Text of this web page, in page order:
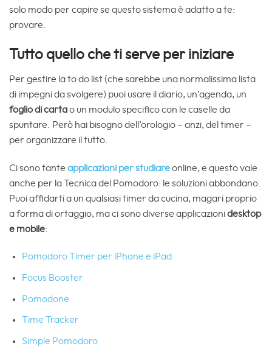
solo modo per capire se questo sistema è adatto a te:
provare.
Tutto quello che ti serve per iniziare
Per gestire la to do list (che sarebbe una normalissima lista
di impegni da svolgere) puoi usare il diario, un’agenda, un
foglio di cartao un modulo specifico con le caselle da
spuntare. Però hai bisogno dell’orologio – anzi, del timer –
per organizzare il tutto.
Ci sono tante applicazioni per studiareonline, e questo vale
anche per la Tecnica del Pomodoro: le soluzioni abbondano.
Puoi affidarti a un qualsiasi timer da cucina, magari proprio
a forma di ortaggio, ma ci sono diverse applicazionidesktop
e mobile:
Pomodoro Timer per iPhone e iPad
Focus Booster
Pomodone
Time Tracker
Simple Pomodoro